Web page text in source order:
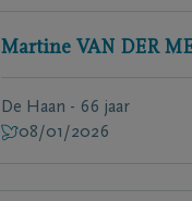
Martine VAN DER
De Haan - 66 jaar
08/01/2026